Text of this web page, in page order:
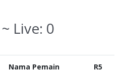
Live: 0
Nama Pemain R5